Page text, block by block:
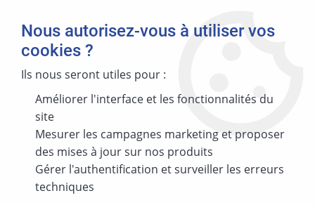
Accueil >TURBO DIVERS + NEUTRE
Nous autorisez-vous à utiliser vos
cookies ?
Ils nous seront utiles pour :
Améliorer l'interface et les fonctionnalités du
site
Mesurer les campagnes marketing et proposer
des mises à jour sur nos produits
Gérer l'authentification et surveiller les erreurs
techniques